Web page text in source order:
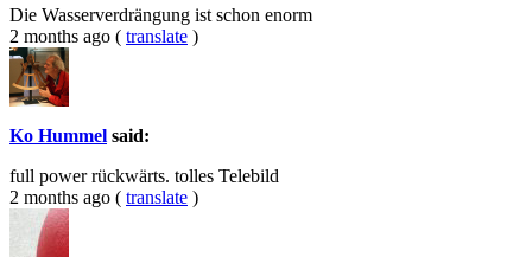
Die Wasserverdrängung ist schon enorm
2 months ago ( translate )
Ko Hummel said:
full power rückwärts. tolles Telebild
2 months ago ( translate )